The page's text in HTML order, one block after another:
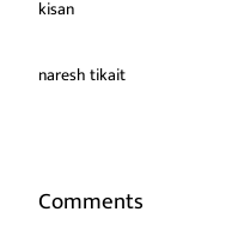
kisan
naresh tikait
Comments